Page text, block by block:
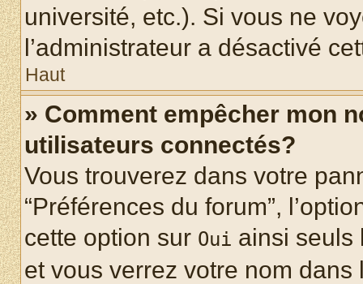
université, etc.). Si vous ne
l’administrateur a désactivé
Haut
» Comment empêcher mon
utilisateurs connectés?
Vous trouverez dans votre
“Préférences du forum”,
cette option sur Oui ainsi seuls
et vous verrez votre nom